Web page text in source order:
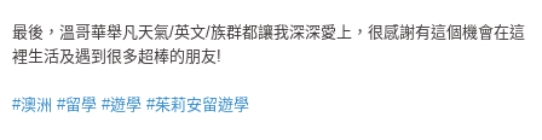
最後，溫哥華舉凡天氣/英文/族群都讓我深深愛上，很感謝有這個機會在這
裡生活及遇到很多超棒的朋友!
#澳洲 #留學 #遊學 #茱莉安留遊學